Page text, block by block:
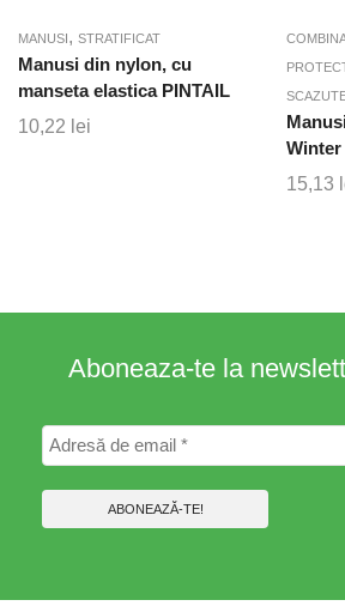
MANUSI, STRATIFICAT
Manusi din nylon, cu
manseta elastica PINTAIL
10,22 lei
Winter
15,13
Aboneaza-te la